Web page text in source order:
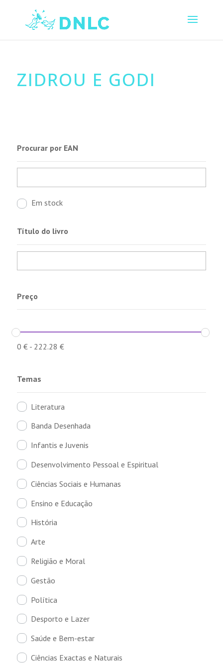
ZIDROU E GODI
Procurar por EAN
Em stock
Título do livro
Preço
0 €- 222.28 €
Temas
Literatura
Banda Desenhada
Infantis e Juvenis
Desenvolvimento Pessoal e Espiritual
Ciências Sociais e Humanas
Ensino e Educação
História
Arte
Religião e Moral
Gestão
Política
Desporto e Lazer
Saúde e Bem-estar
Ciências Exactas e Naturais